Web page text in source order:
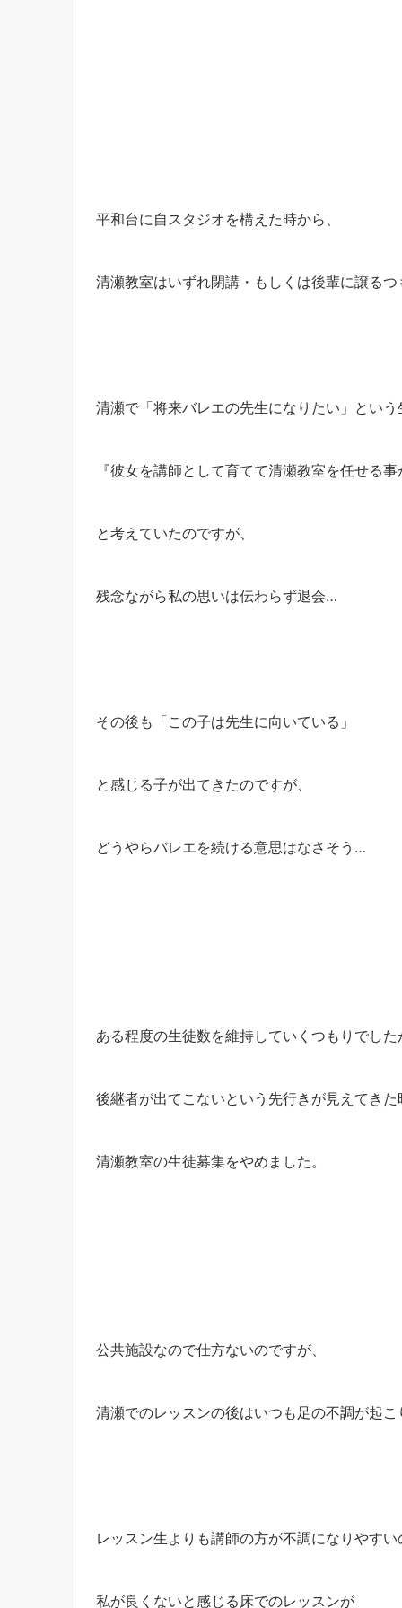
平和台に自スタジオを構えた時から、
清瀬教室はいずれ閉講・もしくは後輩に譲るつ
清瀬で「将来バレエの先生になりたい」という
『彼女を講師として育てて清瀬教室を任せる事
と考えていたのですが、
残念ながら私の思いは伝わらず退会…
その後も「この子は先生に向いている」
と感じる子が出てきたのですが、
どうやらバレエを続ける意思はなさそう…
ある程度の生徒数を維持していくつもりでした
後継者が出てこないという先行きが見えてきた
清瀬教室の生徒募集をやめました。
公共施設なので仕方ないのですが、
清瀬でのレッスンの後はいつも足の不調が起こ
レッスン生よりも講師の方が不調になりやすい
私が良くないと感じる床でのレッスンが